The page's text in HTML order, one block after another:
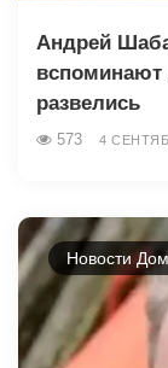
Андрей
вспоминают
развелись
573 4
Новости